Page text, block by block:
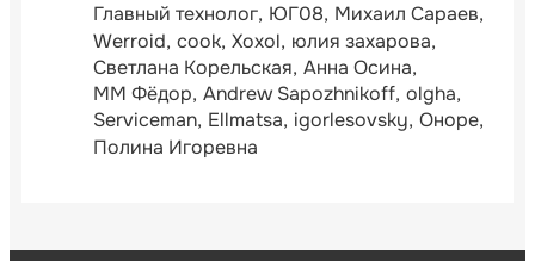
Главный технолог ЮГ08 Михаил Сараев
Werroid cook Xoxol юлия захарова
Светлана Корельская Анна Осина
ММ Фёдор Andrew Sapozhnikoff olgha
Serviceman Ellmatsa igorlesovsky Оноре
Полина Игоревна